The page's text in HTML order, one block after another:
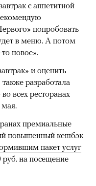
с аппетитной
попробовать
в меню. А потом
новое».
и оценить
разработала
всех ресторанах
премиальные
повышенный кешбэк
пакет услуг
руб. на посещение